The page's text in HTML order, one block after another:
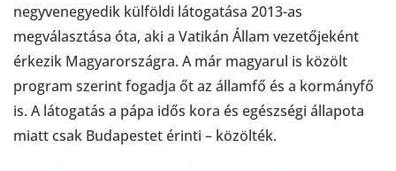
negyvenegyedik külföldi látogatása 2013-as
megválasztása óta, aki a Vatikán Állam vezetőjeként
érkezik Magyarországra. A már magyarul is közölt
program szerint fogadja őt az államfő és a kormányfő
is. A látogatás a pápa idős kora és egészségi állapota
miatt csak Budapestet érinti – közölték.